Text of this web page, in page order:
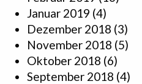
Januar 2019 (4)
Dezember 2018 (3)
November 2018 (5)
Oktober 2018 (6)
September 2018 (4)